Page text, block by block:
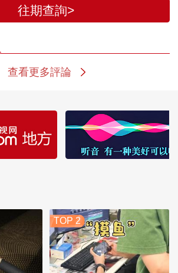
往期查詢>
查看更多評論
TOP 2